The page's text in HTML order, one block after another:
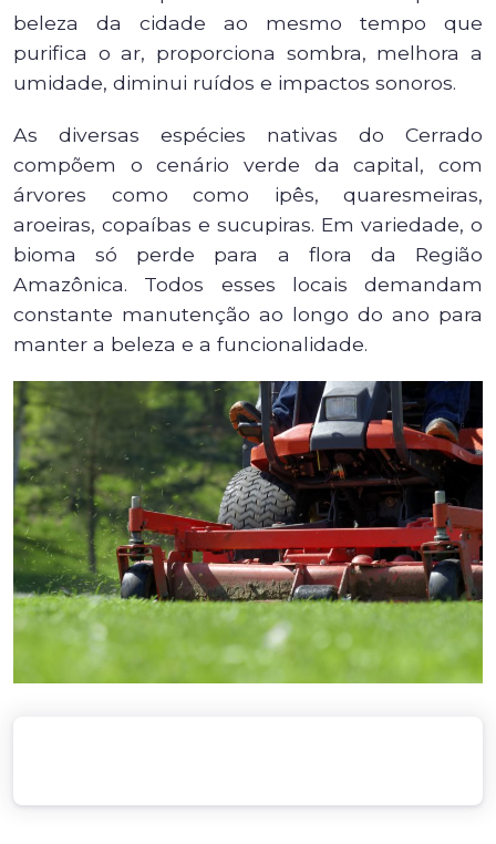
beleza da cidade ao mesmo tempo que
purifica o ar, proporciona sombra, melhora a
umidade, diminui ruídos e impactos sonoros.
As diversas espécies nativas do Cerrado
compõem o cenário verde da capital, com
árvores como como ipês, quaresmeiras,
aroeiras, copaíbas e sucupiras. Em variedade, o
bioma só perde para a flora da Região
Amazônica. Todos esses locais demandam
constante manutenção ao longo do ano para
manter a beleza e a funcionalidade.